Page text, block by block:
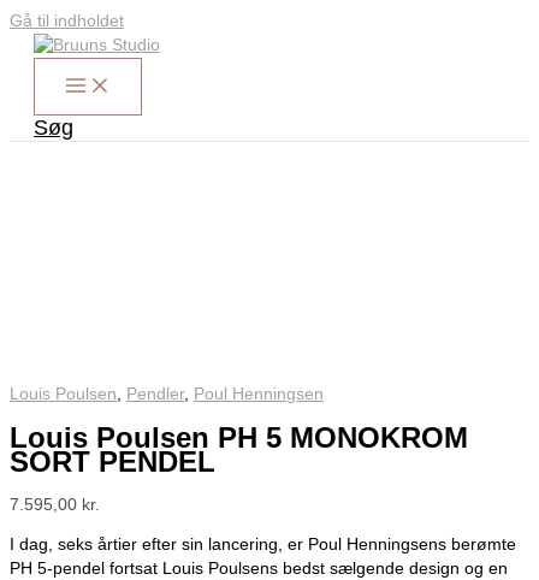
Gå til indholdet
Søg
Louis Poulsen, Pendler, Poul Henningsen
Louis Poulsen PH 5 MONOKROM
SORT PENDEL
7.595,00 kr.
I dag, seks årtier efter sin lancering, er Poul Henningsens berømte
PH 5-pendel fortsat Louis Poulsens bedst sælgende design og en